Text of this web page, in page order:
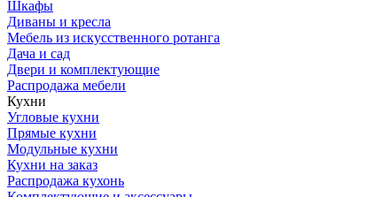
Шкафы
Диваны и кресла
Мебель из искусственного ротанга
Дача и сад
Двери и комплектующие
Распродажа мебели
Кухни
Угловые кухни
Прямые кухни
Модульные кухни
Кухни на заказ
Распродажа кухонь